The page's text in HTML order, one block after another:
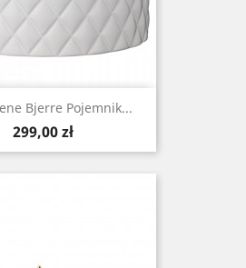
Bjerre Pojemnik...
Cena
299,00 zł